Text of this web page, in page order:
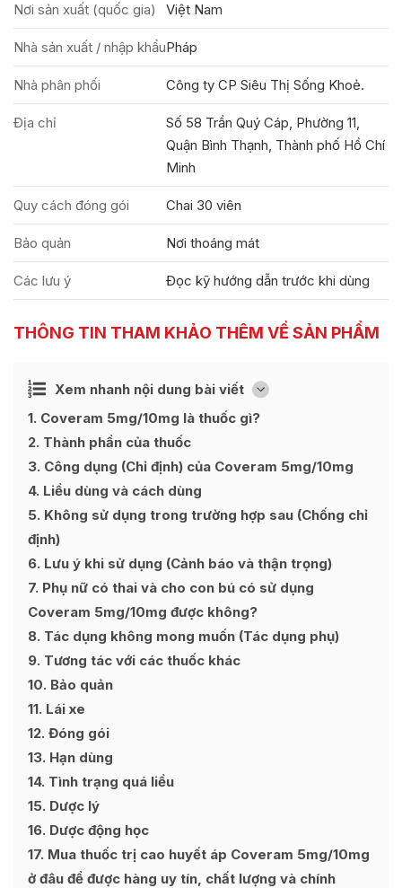
Nơi sản xuất (quốc gia) Việt Nam
Nhà sản xuất / nhập khẩuPháp
Nhà phân phối Công ty CP Siêu Thị Sống Khoẻ.
Địa chỉ
Số 58 Trần Quý Cáp, Phường 11,
Quận Bình Thạnh, Thành phố Hồ Chí
Minh
Quy cách đóng gói Chai 30 viên
Bảo quản Nơi thoáng mát
Các lưu ý Đọc kỹ hướng dẫn trước khi dùng
THÔNG TIN THAM KHẢO THÊM VỀ SẢN PHẨM
Xem nhanh nội dung bài viết [
Ẩn
1 Coveram 5mg/10mg là thuốc gì?
2 Thành phần của thuốc
3 Công dụng (Chỉ định) của Coveram 5mg/10mg
4 Liều dùng và cách dùng
5 Không sử dụng trong trường hợp sau (Chống chỉ
định)
6 Lưu ý khi sử dụng (Cảnh báo và thận trọng)
7 Phụ nữ có thai và cho con bú có sử dụng
Coveram 5mg/10mg được không?
8 Tác dụng không mong muốn (Tác dụng phụ)
9 Tương tác với các thuốc khác
10 Bảo quản
11 Lái xe
12 Đóng gói
13 Hạn dùng
14 Tình trạng quá liều
15 Dược lý
16 Dược động học
17 Mua thuốc trị cao huyết áp Coveram 5mg/10mg
ở đâu để được hàng uy tín, chất lượng và chính